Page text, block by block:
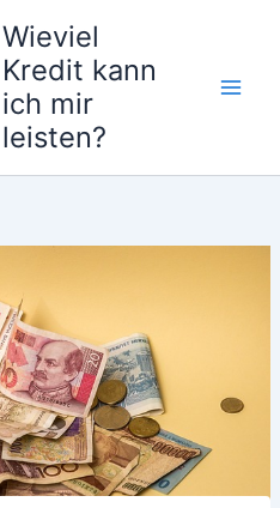
Wieviel
Kredit kann
ich mir
leisten?